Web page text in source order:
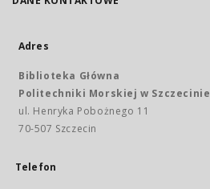
Adres
Biblioteka Główna
Politechniki Morskiej w Szczecinie
ul. Henryka Pobożnego 11
70-507 Szczecin
Telefon